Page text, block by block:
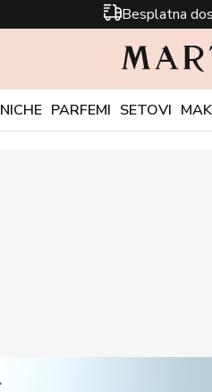
Besplatna
NICHE PARFEMI SETOVI